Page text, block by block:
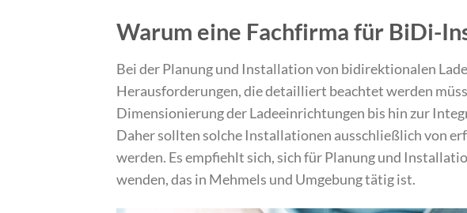
Warum eine Fachfirma für BiDi-
Bei der Planung und Installation von bidirektionalen
Herausforderungen, die detailliert beachtet werden
Dimensionierung der Ladeeinrichtungen bis hin zur
Daher sollten solche Installationen ausschließlich von
werden. Es empfiehlt sich, sich für Planung und
wenden, das in Mehmels und Umgebung tätig ist.